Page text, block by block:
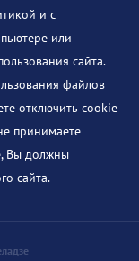
и с
или
сайта.
файлов
отключить cookie
принимаете
Вы должны
сайта.